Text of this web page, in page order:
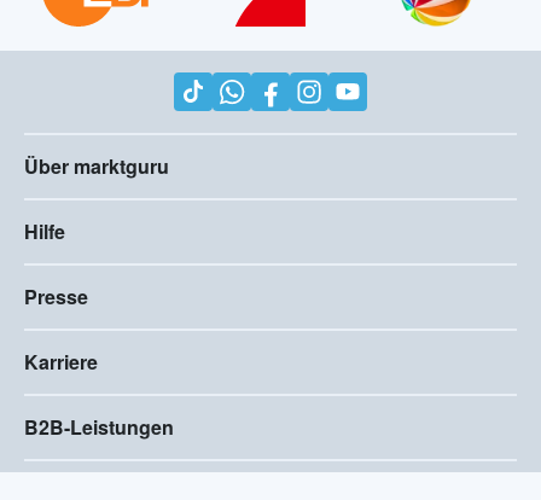
Über marktguru
Hilfe
Presse
Karriere
B2B-Leistungen